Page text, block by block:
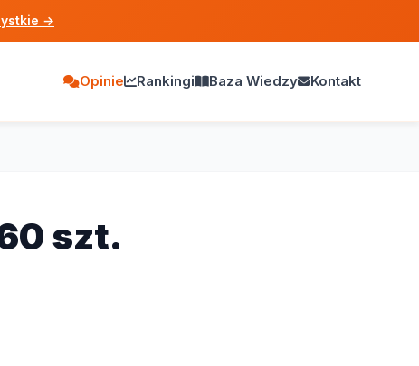
→
Opinie Rankingi Baza Wiedzy Kontakt
szt.